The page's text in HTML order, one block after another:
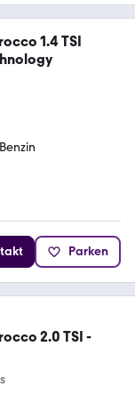
1.4 TSI
Benzin
Parken
2.0 TSI -